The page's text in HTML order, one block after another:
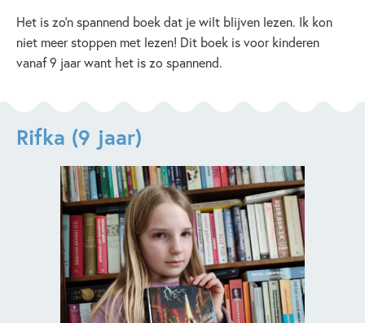
Het is zo’n spannend boek dat je wilt blijven lezen. Ik kon
niet meer stoppen met lezen! Dit boek is voor kinderen
vanaf 9 jaar want het is zo spannend.
Rifka (9 jaar)